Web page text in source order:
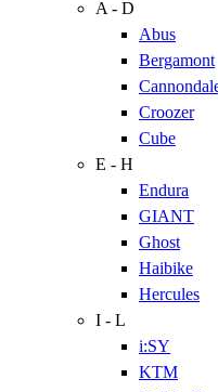
A - D
Abus
Bergamont
Croozer
Cube
E - H
Endura
GIANT
Ghost
Haibike
Hercules
I - L
i:SY
KTM